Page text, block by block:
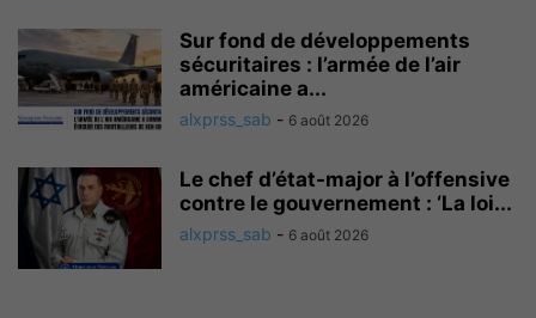
Sur fond de développements
sécuritaires : l’armée de l’air
américaine a...
alxprss_sab - 6 août 2026
Le chef d’état-major à l’offensive
contre le gouvernement : ‘La loi...
alxprss_sab - 6 août 2026